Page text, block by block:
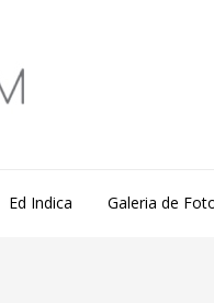
Ed Indica Galeria de